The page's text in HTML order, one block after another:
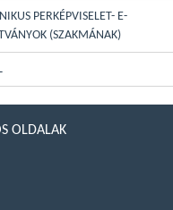
PERKÉPVISELET- E-
(SZAKMÁNAK)
OLDALAK